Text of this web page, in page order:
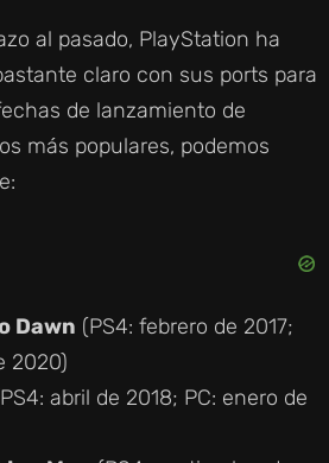
al pasado, PlayStation ha
claro con sus ports para
de lanzamiento de
más populares, podemos
Dawn (PS4: febrero de 2017;
2020)
abril de 2018; PC: enero de